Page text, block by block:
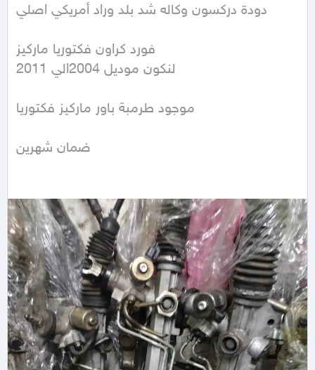
دودة دركسون وكاله شد بلد وراد أمريكي اصلي
فورد كراون فكتوريا ماركيز
لنكون موديل 2004الي 2011
موجود طرمبة باور ماركيز فكتوريا
ضمان شهرين